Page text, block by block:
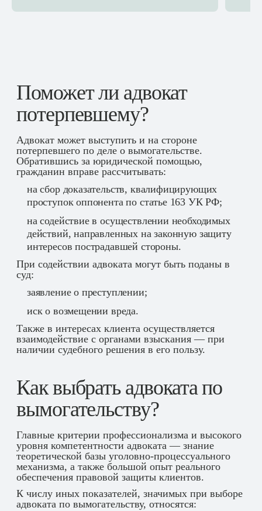
Поможет ли адвокат
потерпевшему?
Адвокат может выступить и на стороне
потерпевшего по деле о вымогательстве.
Обратившись за юридической помощью,
гражданин вправе рассчитывать:
на сбор доказательств, квалифицирующих
проступок оппонента по статье 163 УК РФ;
на содействие в осуществлении необходимых
действий, направленных на законную защиту
интересов пострадавшей стороны.
При содействии адвоката могут быть поданы в
суд:
заявление о преступлении;
иск о возмещении вреда.
Также в интересах клиента осуществляется
взаимодействие с органами взыскания — при
наличии судебного решения в его пользу.
Как выбрать адвоката по
вымогательству?
Главные критерии профессионализма и высокого
уровня компетентности адвоката — знание
теоретической базы уголовно-процессуального
механизма, а также большой опыт реального
обеспечения правовой защиты клиентов.
К числу иных показателей, значимых при выборе
адвоката по вымогательству, относятся: